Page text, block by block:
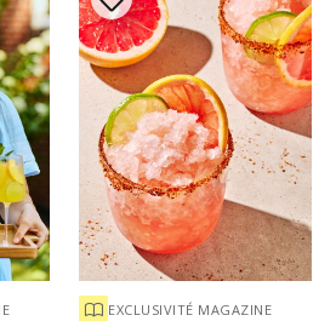
EXCLUSIVITÉ MAGAZINE